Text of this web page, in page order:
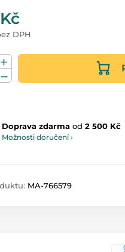
DPH
Doprava zdarma od 2 500 Kč
Možnosti doručení ›
MA-766579